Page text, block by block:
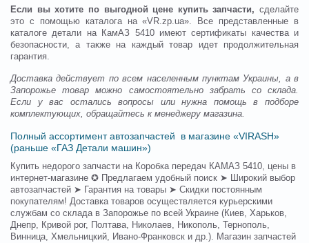
Если вы хотите по выгодной цене купить запчасти, сделайте
это с помощью каталога на «VR.zp.ua». Все представленные в
каталоге детали на КамАЗ 5410 имеют сертификаты качества и
безопасности, а также на каждый товар идет продолжительная
гарантия.
Доставка действует по всем населенным пунктам Украины, а в
Запорожье товар можно самостоятельно забрать со склада.
Если у вас остались вопросы или нужна помощь в подборе
комплектующих, обращайтесь к менеджеру магазина.
Полный ассортимент автозапчастей в магазине «VIRASH»
(раньше «ГАЗ Детали машин»)
Купить недорого запчасти на Коробка передач КАМАЗ 5410, цены в
интернет-магазине ✪ Предлагаем удобный поиск ➤ Широкий выбор
автозапчастей ➤ Гарантия на товары ➤ Скидки постоянным
покупателям! Доставка товаров осуществляется курьерскими
службам со склада в Запорожье по всей Украине (Киев, Харьков,
Днепр, Кривой рог, Полтава, Николаев, Никополь, Тернополь,
Винница, Хмельницкий, Ивано-Франковск и др.). Магазин запчастей